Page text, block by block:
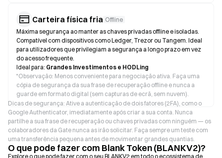
Carteira física fria Offline
Máxima segurança ao manter as chaves privadas offline e isoladas.
Compatível com dispositivos como Ledger, Trezor ou Tangem. Ideal
para utilizadores que privilegiam a segurança a longo prazo em vez
do acesso frequente.
Ideal para: Grandes Investimentos e HODLing
*Observação: Menos conveniente para negociação ativa. Faça uma
cópia de segurança da sua frase de recuperação offline e nunca a
guarde em formato digital (sem capturas de ecrã, sem nuvem).
Dicas de segurança: Ative a autenticação de dois fatores (2FA), como o
Google Authenticator, imediatamente após criar a sua conta. Nunca
partilhe a sua frase de recuperação ou chaves privadas com ninguém — os
colaboradores da Gate nunca as irão solicitar. Faça sempre um teste com
uma transferência pequena antes de movimentar grandes quantias.
O que pode fazer com Blank Token (BLANKV2)?
Explore o que pode fazer com o seu BLANKV2 em todo o ecossistema de